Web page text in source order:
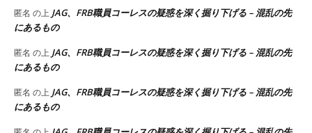
匿名 の上 JAG、FRB職員コーレスの疑惑を深く掘り下げる – 混乱の先
にあるもの
匿名 の上 JAG、FRB職員コーレスの疑惑を深く掘り下げる – 混乱の先
にあるもの
匿名 の上 JAG、FRB職員コーレスの疑惑を深く掘り下げる – 混乱の先
にあるもの